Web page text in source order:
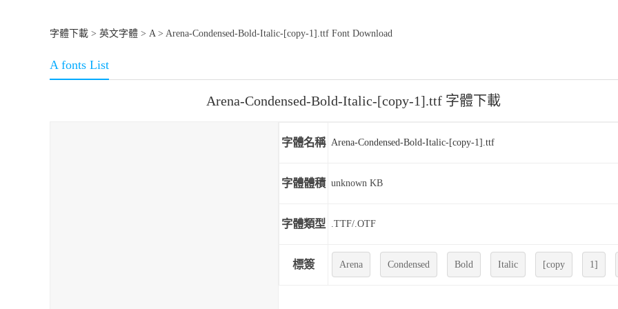
字體下載 > 英文字體 > A> Arena-Condensed-Bold-Italic-[copy-1].ttf Font Download
A fonts List
Arena-Condensed-Bold-Italic-[copy-1].ttf 字體下載
字體名稱 Arena-Condensed-Bold-Italic-[copy-1].ttf
字體體積 unknown KB
字體類型 .TTF/.OTF
標簽 Arena Condensed Bold Italic [copy 1]